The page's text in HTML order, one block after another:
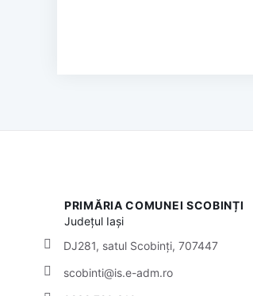
PRIMĂRIA COMUNEI SCOBINȚI
Județul Iași
DJ281, satul Scobinți, 707447
scobinti@is.e-adm.ro